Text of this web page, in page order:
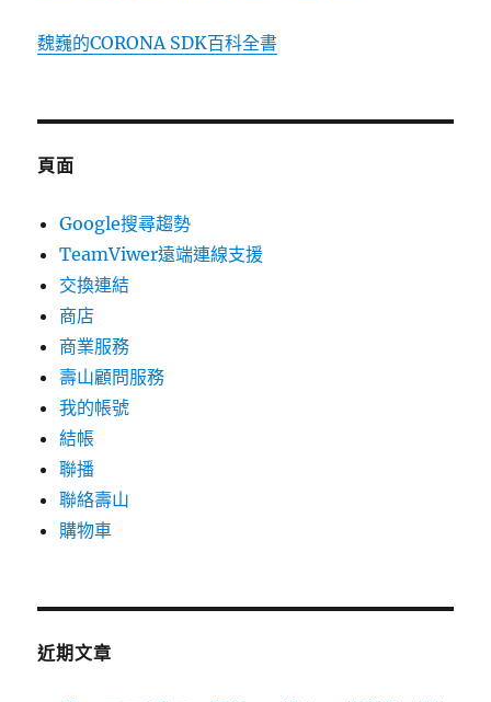
魏巍的CORONA SDK百科全書
頁面
Google搜尋趨勢
TeamViwer遠端連線支援
交換連結
商店
商業服務
壽山顧問服務
我的帳號
結帳
聯播
聯絡壽山
購物車
近期文章